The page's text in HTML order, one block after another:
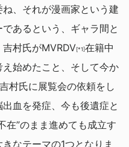
、それが漫画家という建
あるという、ギャラ間と
村氏がMVRDV[*1]在籍中
始めたこと、そして今か
村氏に展覧会の依頼をし
血を発症、今も後遺症と
在”のまま進めても成立す
なテーマの1つとなりま